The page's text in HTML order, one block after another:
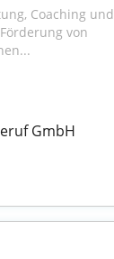
Coaching und
von
GmbH